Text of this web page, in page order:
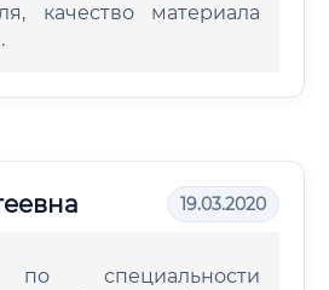
качество материала
19.03.2020
по специальности